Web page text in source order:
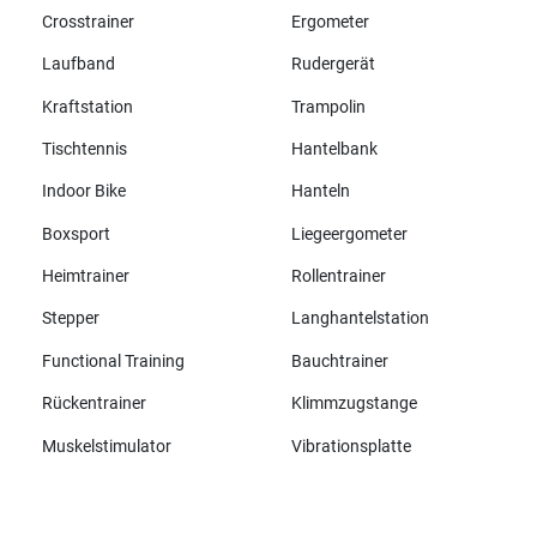
Crosstrainer
Ergometer
Laufband Rudergerät
Kraftstation Trampolin
Tischtennis Hantelbank
Indoor Bike Hanteln
Boxsport Liegeergometer
Heimtrainer Rollentrainer
Stepper Langhantelstation
Functional Training Bauchtrainer
Rückentrainer Klimmzugstange
Muskelstimulator Vibrationsplatte